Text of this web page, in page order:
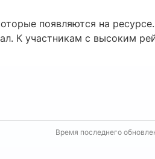
появляются на
К участникам с высоким
Время последнего